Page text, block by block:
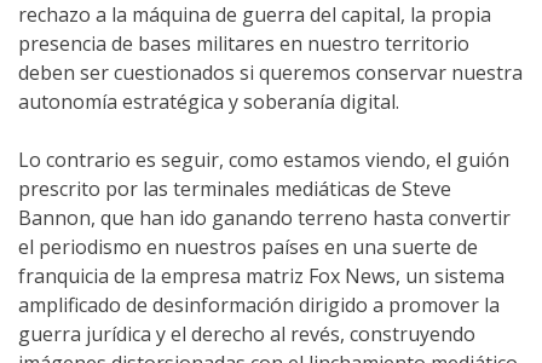
rechazo a la máquina de guerra del capital, la propia
presencia de bases militares en nuestro territorio
deben ser cuestionados si queremos conservar nuestra
autonomía estratégica y soberanía digital.
Lo contrario es seguir, como estamos viendo, el guión
prescrito por las terminales mediáticas de Steve
Bannon, que han ido ganando terreno hasta convertir
el periodismo en nuestros países en una suerte de
franquicia de la empresa matriz Fox News, un sistema
amplificado de desinformación dirigido a promover la
guerra jurídica y el derecho al revés, construyendo